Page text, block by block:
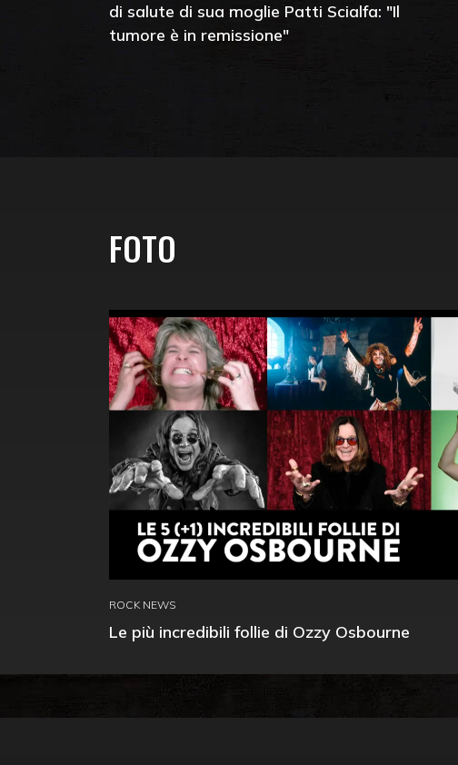
di salute di sua moglie Patti Scialfa: "Il
tumore è in remissione"
FOTO
ROCK NEWS
Le più incredibili follie di Ozzy Osbourne